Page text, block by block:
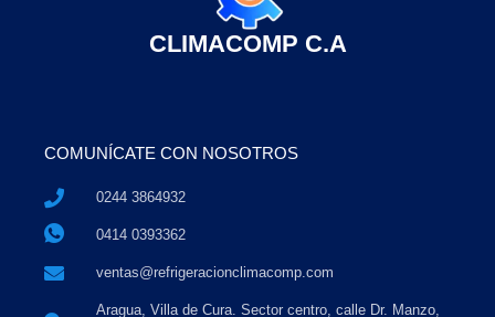
CLIMACOMP C.A
COMUNÍCATE CON NOSOTROS
0244 3864932
0414 0393362
ventas@refrigeracionclimacomp.com
Aragua, Villa de Cura. Sector centro, calle Dr. Manzo,